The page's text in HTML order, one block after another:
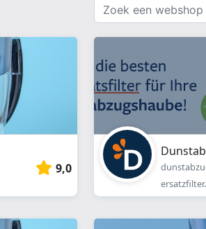
Zoek
een
webshop
9,0